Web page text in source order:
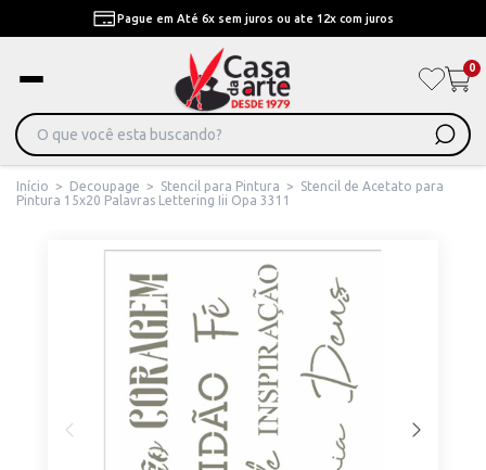
Pague em Até 6x sem juros ou ate 12x com juros
0
Início > Decoupage > Stencil para Pintura >
Stencil de Acetato para
Pintura 15x20 Palavras Lettering Iii Opa 3311